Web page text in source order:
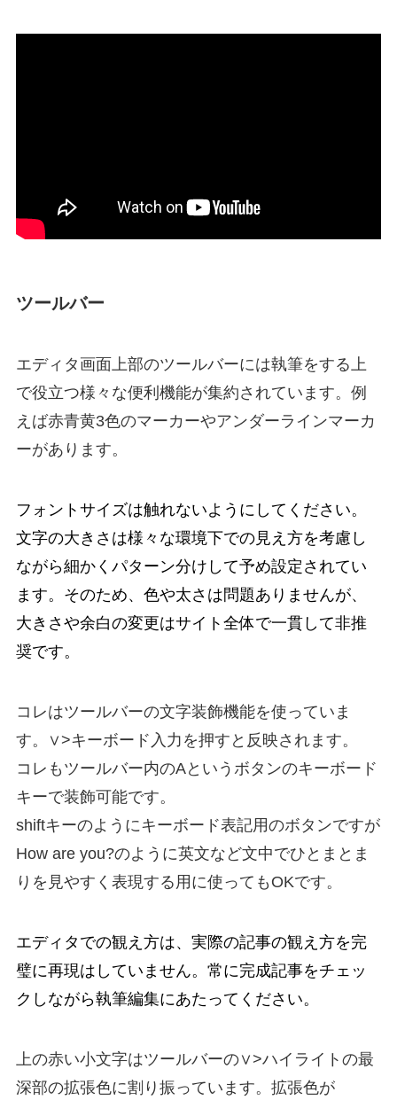
ツールバー
エディタ画面上部のツールバーには執筆をする上
で役立つ様々な便利機能が集約されています。例
えば赤青黄3色のマーカーやアンダーラインマーカ
ーがあります。
フォントサイズは触れないようにしてください。
文字の大きさは様々な環境下での見え方を考慮し
ながら細かくパターン分けして予め設定されてい
ます。そのため、色や太さは問題ありませんが、
大きさや余白の変更はサイト全体で一貫して非推
奨です。
コレはツールバーの文字装飾機能を使っていま
す。
∨ >キーボード入力 を押すと反映されます。
コレ もツールバー内のAというボタンのキーボード
キーで装飾可能です。
shiftキーのようにキーボード表記用のボタンですが
How are you?のように英文など文中でひとまとま
り を見やすく表現する用に使ってもOKです。
エディタでの観え方は、実際の記事の観え方を完
璧に再現はしていません。常に完成記事をチェッ
クしながら執筆編集にあたってください。
上の赤い小文字はツールバーの∨ >ハイライト の最
深部の拡張色に割り振っています。拡張色が